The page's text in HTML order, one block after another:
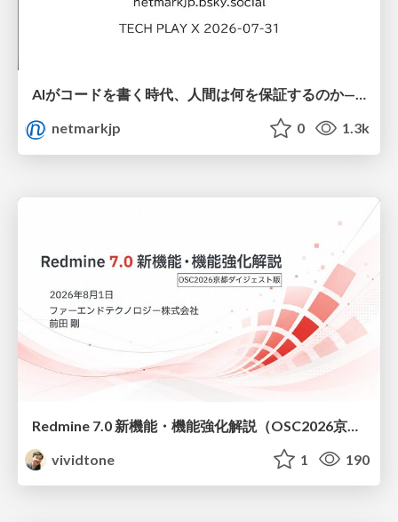
AIがコードを書く時代、人間は何を保証するのか———馬場さんと考える、開発者に求められる新しい責任と価値 - TECH PLAY
netmarkjp
0 1.3k
vividtone
1 190